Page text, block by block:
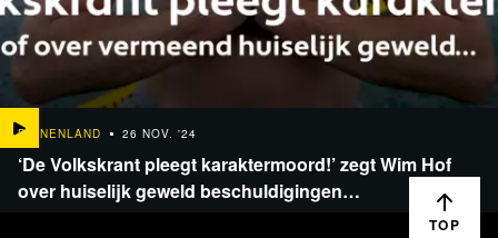
BINNENLAND 26 NOV. '24
‘De Volkskrant pleegt karaktermoord!’ zegt Wim Hof
over huiselijk geweld beschuldigingen…
TOP